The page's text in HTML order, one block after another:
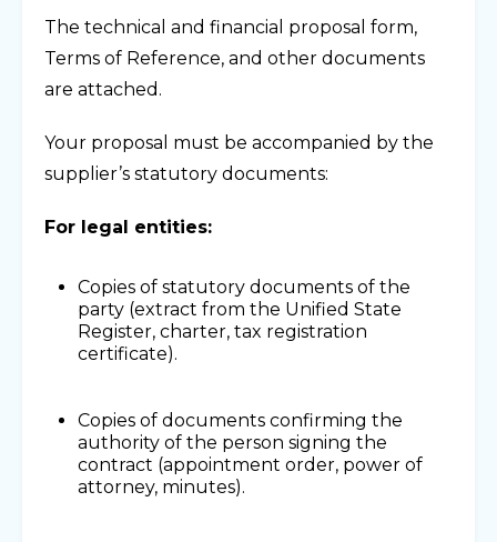
The technical and financial proposal form,
Terms of Reference, and other documents
are attached.
Your proposal must be accompanied by the
supplier’s statutory documents:
For legal entities:
Copies of statutory documents of the
party (extract from the Unified State
Register, charter, tax registration
certificate).
Copies of documents confirming the
authority of the person signing the
contract (appointment order, power of
attorney, minutes).